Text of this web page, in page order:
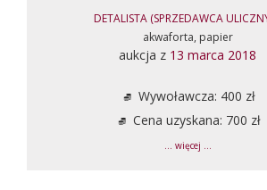
DETALISTA (SPRZEDAWCA
akwaforta, papier
aukcja z 13 marca 2018
Wywoławcza: 400 zł
Cena uzyskana: 700 zł
... więcej ...